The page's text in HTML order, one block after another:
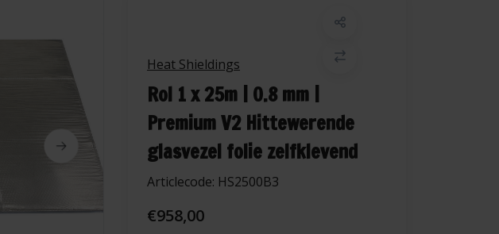
Heat Shieldings
Rol 1 x 25m | 0.8 mm |
Premium V2 Hittewerende
glasvezel folie zelfklevend
Articlecode: HS2500B3
€958,00